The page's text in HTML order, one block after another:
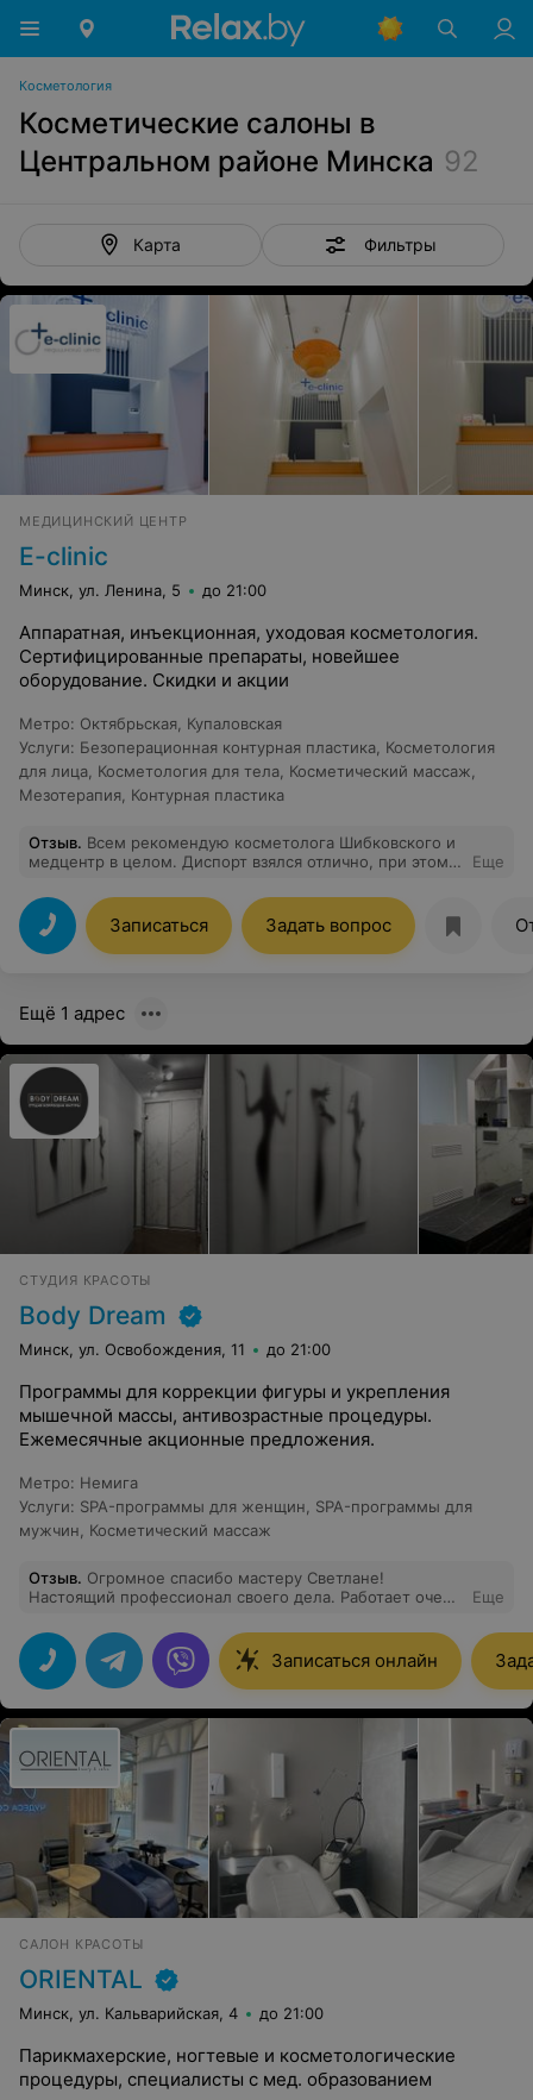
Косметология
Косметические салоны в
Центральном районе Минска 92
Карта Фильтры
МЕДИЦИНСКИЙ ЦЕНТР
E-clinic
Минск, ул. Ленина, 5 до 21:00
Аппаратная, инъекционная, уходовая косметология.
Сертифицированные препараты, новейшее
оборудование. Скидки и акции
Метро: Октябрьская Купаловская
Услуги: Безоперационная контурная пластика Косметология
для лица Косметология для тела Косметический массаж
Мезотерапия Контурная пластика
Отзыв. Всем рекомендую косметолога Шибковского и
медцентр в целом. Диспорт взялся отлично, при этом
только результатом, но и ценой. Доктор подошел к
вопросу как настоящий профессионал -делаю
процедуру не первый раз, есть с чем сравнить. Уже
записалась к нему на губы и плазмолифтинг
Еще
Записаться Задать вопрос
Ещё 1 адрес
СТУДИЯ КРАСОТЫ
Body Dream
Минск, ул. Освобождения, 11 до 21:00
Программы для коррекции фигуры и укрепления
мышечной массы, антивозрастные процедуры.
Ежемесячные акционные предложения.
Метро: Немига
Услуги: SPA-программы для женщин
SPA-программы для
мужчин
Косметический массаж
Отзыв. Огромное спасибо мастеру Светлане!
Настоящий профессионал своего дела. Работает очень
делает всё на высшем уровне. Результатом я очень
довольна, обязательно приду ещё!
Еще
Записаться онлайн
САЛОН КРАСОТЫ
ORIENTAL
Минск, ул. Кальварийская, 4 до 21:00
Парикмахерские, ногтевые и косметологические
процедуры, специалисты с мед. образованием